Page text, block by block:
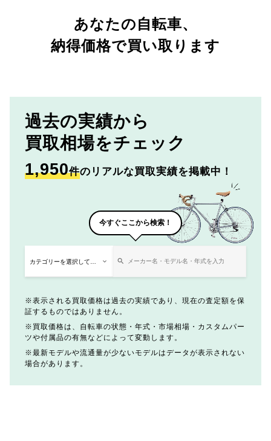
あなたの自転車、
納得価格で買い取ります
過去の実績から
買取相場をチェック
1,950件のリアルな買取実績を掲載中！
今すぐここから検索！
表示される買取価格は過去の実績であり、現在の査定額を保
証するものではありません。
買取価格は、自転車の状態・年式・市場相場・カスタムパー
ツや付属品の有無などによって変動します。
最新モデルや流通量が少ないモデルはデータが表示されない
場合があります。